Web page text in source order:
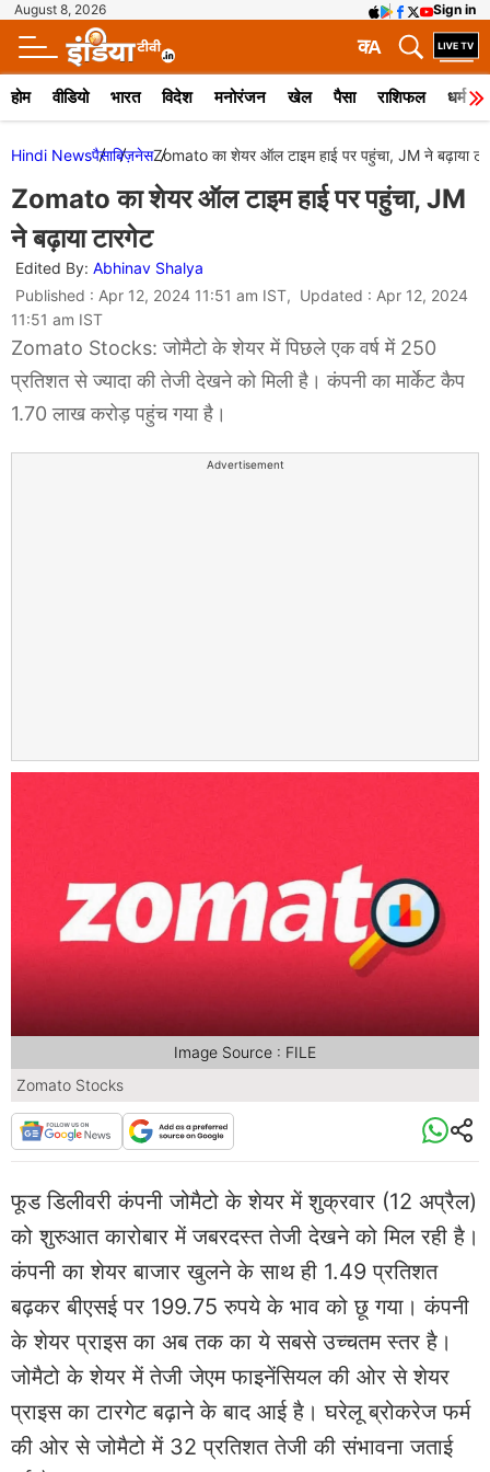
August 8, 2026 Sign in
A
क
होम वीडियो भारत विदेश मनोरंजन खेल पैसा राशिफल धर्म
Hindi Newsपैसाबिज़नेसZomato का शेयर ऑल टाइम हाई पर पहुंचा, JM ने बढ़ाया
Zomato का शेयर ऑल टाइम हाई पर पहुंचा, JM
ने बढ़ाया टारगेट
Edited By: Abhinav Shalya
Published : Apr 12, 2024 11:51 am IST, Updated : Apr 12, 2024
11:51 am IST
Zomato Stocks: जोमैटो के शेयर में पिछले एक वर्ष में 250
प्रतिशत से ज्यादा की तेजी देखने को मिली है। कंपनी का मार्केट कैप
1.70 लाख करोड़ पहुंच गया है।
Advertisement
Zomato Stocks
Image Source : FILE
फूड डिलीवरी कंपनी जोमैटो के शेयर में शुक्रवार (12 अप्रैल)
को शुरुआत कारोबार में जबरदस्त तेजी देखने को मिल रही है।
कंपनी का शेयर बाजार खुलने के साथ ही 1.49 प्रतिशत
बढ़कर बीएसई पर 199.75 रुपये के भाव को छू गया। कंपनी
के शेयर प्राइस का अब तक का ये सबसे उच्चतम स्तर है।
जोमैटो के शेयर में तेजी जेएम फाइनेंसियल की ओर से शेयर
प्राइस का टारगेट बढ़ाने के बाद आई है। घरेलू ब्रोकरेज फर्म
की ओर से जोमैटो में 32 प्रतिशत तेजी की संभावना जताई